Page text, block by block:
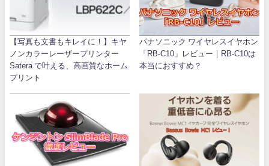
【写真も文書もキレイに！】キヤ
ノンカラーレーザープリンター
Satera で叶える、高画質なホーム
プリント
パナソニック ワイヤレスイヤホン
「RB-C10」レビュー｜RB-C10は
本当におすすめ？